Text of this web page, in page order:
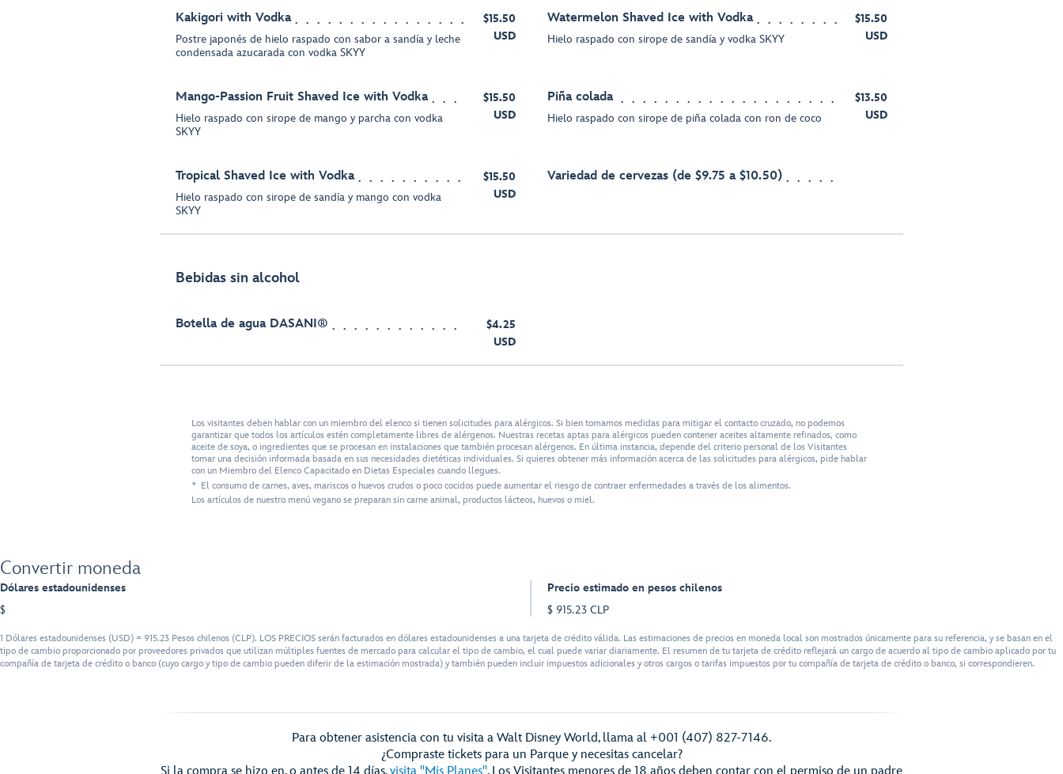
Kakigori with Vodka
Postre japonés de hielo raspado con sabor a sandía y leche
condensada azucarada con vodka SKYY
$15.50
USD
Watermelon Shaved Ice with Vodka
Hielo raspado con sirope de sandía y vodka SKYY
$15.50
USD
Mango-Passion Fruit Shaved Ice with Vodka
Hielo raspado con sirope de mango y parcha con vodka
SKYY
$15.50
USD
Piña colada
Hielo raspado con sirope de piña colada con ron de coco
$13.50
USD
Tropical Shaved Ice with Vodka
Hielo raspado con sirope de sandía y mango con vodka
SKYY
$15.50
USD
Variedad de cervezas (de $9.75 a $10.50)
Bebidas sin alcohol
Botella de agua DASANI®
$4.25
USD
Los visitantes deben hablar con un miembro del elenco si tienen solicitudes para alérgicos. Si bien tomamos medidas para mitigar el contacto cruzado, no podemos
garantizar que todos los artículos estén completamente libres de alérgenos. Nuestras recetas aptas para alérgicos pueden contener aceites altamente refinados, como
aceite de soya, o ingredientes que se procesan en instalaciones que también procesan alérgenos. En última instancia, depende del criterio personal de los Visitantes
tomar una decisión informada basada en sus necesidades dietéticas individuales. Si quieres obtener más información acerca de las solicitudes para alérgicos, pide hablar
con un Miembro del Elenco Capacitado en Dietas Especiales cuando llegues.
* El consumo de carnes, aves, mariscos o huevos crudos o poco cocidos puede aumentar el riesgo de contraer enfermedades a través de los alimentos.
Los artículos de nuestro menú vegano se preparan sin carne animal, productos lácteos, huevos o miel.
Convertir moneda
Dólares estadounidenses
$
Precio estimado en pesos chilenos
$ 915.23 CLP
1 Dólares estadounidenses (USD) = 915.23 Pesos chilenos (CLP). LOS PRECIOS serán facturados en dólares estadounidenses a una tarjeta de crédito válida. Las estimaciones de precios en moneda local son mostrados únicamente para su referencia, y se basan en el
tipo de cambio proporcionado por proveedores privados que utilizan múltiples fuentes de mercado para calcular el tipo de cambio, el cual puede variar diariamente. El resumen de tu tarjeta de crédito reflejará un cargo de acuerdo al tipo de cambio aplicado por tu
compañía de tarjeta de crédito o banco (cuyo cargo y tipo de cambio pueden diferir de la estimación mostrada) y también pueden incluir impuestos adicionales y otros cargos o tarifas impuestos por tu compañía de tarjeta de crédito o banco, si correspondieren.
Para obtener asistencia con tu visita a Walt Disney World, llama al +001 (407) 827-7146.
¿Compraste tickets para un Parque y necesitas cancelar?